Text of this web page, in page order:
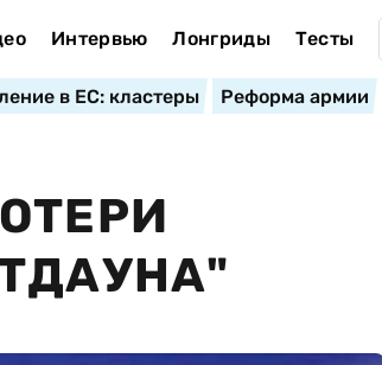
Интервью Лонгриды Тесты
в ЕС: кластеры Реформа армии